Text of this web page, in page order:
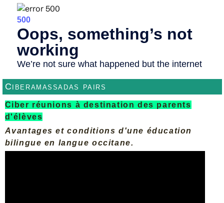
Ciberamassadas pairs
Ciber réunions à destination des parents
d'élèves
Avantages et conditions d'une éducation
bilingue en langue occitane.